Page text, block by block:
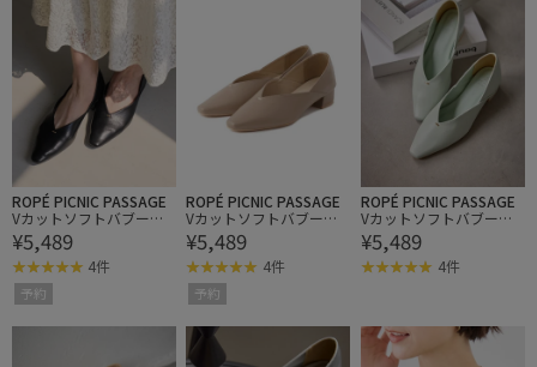
ROPÉ PICNIC PASSAGE
Vカットソフトバブーシ
ュ
¥5,489
4件
予約
ROPÉ PICNIC PASSAGE
Vカットソフトバブーシ
ュ
¥5,489
4件
予約
ROPÉ PICNIC PASSAGE
Vカットソフトバブーシ
ュ
¥5,489
4件